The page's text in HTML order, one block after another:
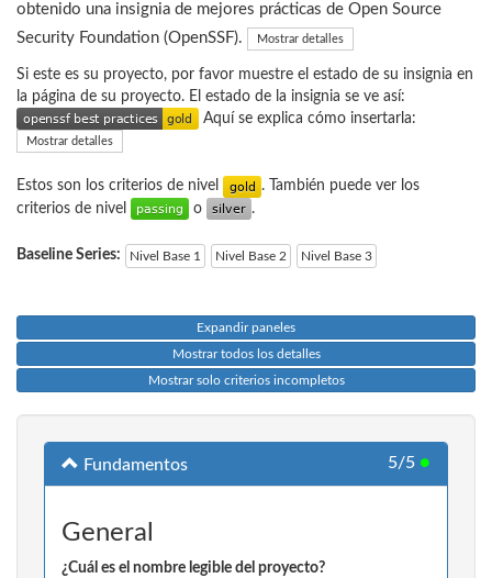
obtenido una insignia de mejores prácticas de Open Source
Security Foundation (OpenSSF).
Mostrar detalles
Si este es su proyecto, por favor muestre el estado de su insignia en
la página de su proyecto. El estado de la insignia se ve así:
Aquí se explica cómo insertarla:
Mostrar detalles
Estos son los criterios de nivel
. También puede ver los
criterios de nivel
o .
Baseline Series: Nivel Base 1 Nivel Base 2 Nivel Base 3
Expandir paneles
Mostrar todos los detalles
Mostrar solo criterios incompletos
Fundamentos 5/5 ●
General
¿Cuál es el nombre legible del proyecto?